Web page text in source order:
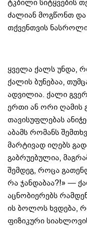
ტკბილი სიტყვების
ძალიან მოგწონთ
თქვენთვის
ყველა ქალს უნდა,
ქალის ბუნებაა,
ადვილია. ქალი
ერთი ან ორი ღამის
თავისუფლებას
აბამს რომანს
მარტივად იღებს
გაბრუებულია,
შემდეგ, როცა
რა ჯანდაბაა?!» —
აცნობიერებს
ის ბოლოს ხვდება,
ფიზიკური